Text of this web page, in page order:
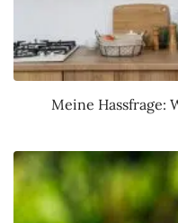
Meine Hassfrage: